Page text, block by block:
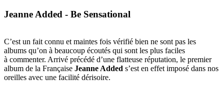
Jeanne Added - Be Sensational
C’est un fait connu et maintes fois vérifié bien ne sont pas les
albums qu’on à beaucoup écoutés qui sont les plus faciles
à commenter. Arrivé précédé d’une flatteuse réputation, le premier
album de la Française Jeanne Added s’est en effet imposé dans nos
oreilles avec une facilité dérisoire.